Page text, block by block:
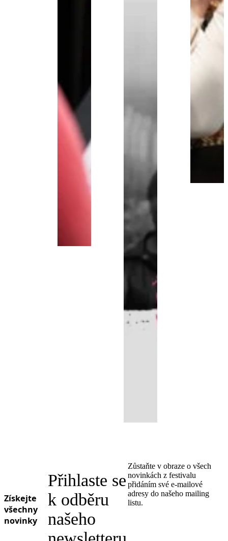
Získejte
všechny
novinky
Přihlaste se
k odběru
našeho
Zůstaňte v obraze o všech
novinkách z festivalu
přidáním své e-mailové
adresy do našeho mailing
listu.